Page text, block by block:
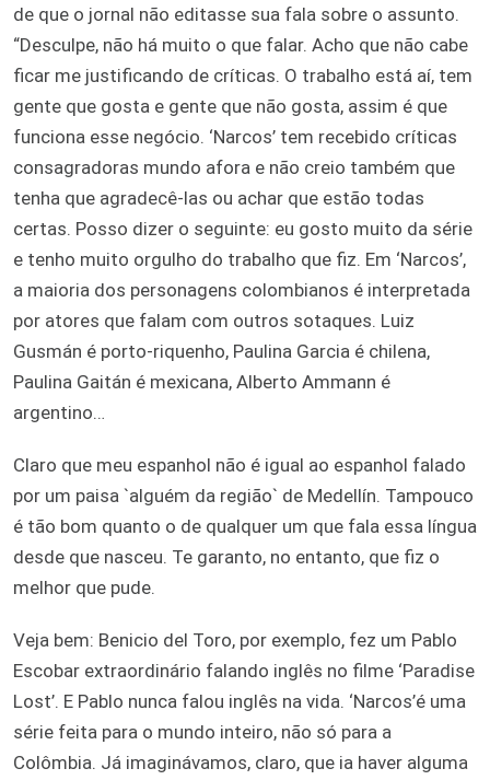
de que o jornal não editasse sua fala sobre o assunto.
“Desculpe, não há muito o que falar. Acho que não cabe
ficar me justificando de críticas. O trabalho está aí, tem
gente que gosta e gente que não gosta, assim é que
funciona esse negócio. ‘Narcos’ tem recebido críticas
consagradoras mundo afora e não creio também que
tenha que agradecê-las ou achar que estão todas
certas. Posso dizer o seguinte: eu gosto muito da série
e tenho muito orgulho do trabalho que fiz. Em ‘Narcos’,
a maioria dos personagens colombianos é interpretada
por atores que falam com outros sotaques. Luiz
Gusmán é porto-riquenho, Paulina Garcia é chilena,
Paulina Gaitán é mexicana, Alberto Ammann é
argentino…
Claro que meu espanhol não é igual ao espanhol falado
por um paisa `alguém da região` de Medellín. Tampouco
é tão bom quanto o de qualquer um que fala essa língua
desde que nasceu. Te garanto, no entanto, que fiz o
melhor que pude.
Veja bem: Benicio del Toro, por exemplo, fez um Pablo
Escobar extraordinário falando inglês no filme ‘Paradise
Lost’. E Pablo nunca falou inglês na vida. ‘Narcos’é uma
série feita para o mundo inteiro, não só para a
Colômbia. Já imaginávamos, claro, que ia haver alguma